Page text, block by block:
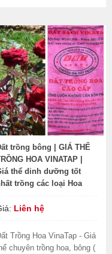
trồng bông | GIÁ THỂ
HOA VINATAP |
thể dinh dưỡng tốt
trồng các loại Hoa
Liên hệ
Trồng Hoa VinaTap - Giá
chuyên trồng hoa, bông (